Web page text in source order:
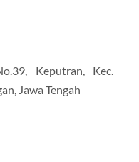
Keputran, Kec.
Jawa Tengah